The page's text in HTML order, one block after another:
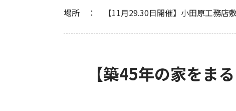
場所 【11月29.30日開催】小田原工務店
【築45年の家をま